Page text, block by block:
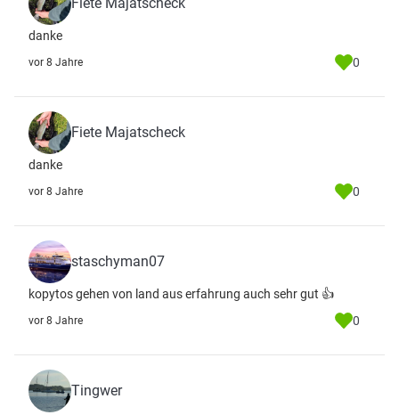
danke
vor 8 Jahre 0
Fiete Majatscheck
danke
vor 8 Jahre 0
staschyman07
kopytos gehen von land aus erfahrung auch sehr gut 👍
vor 8 Jahre 0
Tingwer